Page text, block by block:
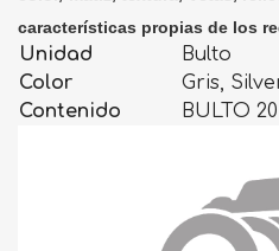
características propias de los
Unidad
Bulto
Color
Gris,
Contenido
BULTO